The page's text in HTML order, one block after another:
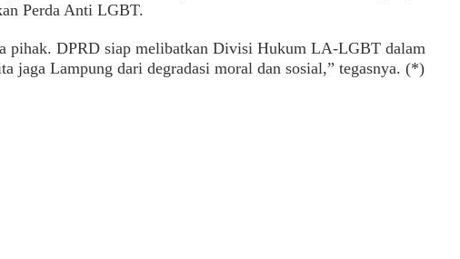
Perda Anti LGBT.
pihak. DPRD siap melibatkan Divisi Hukum LA-LGBT dalam
jaga Lampung dari degradasi moral dan sosial,” tegasnya. (*)